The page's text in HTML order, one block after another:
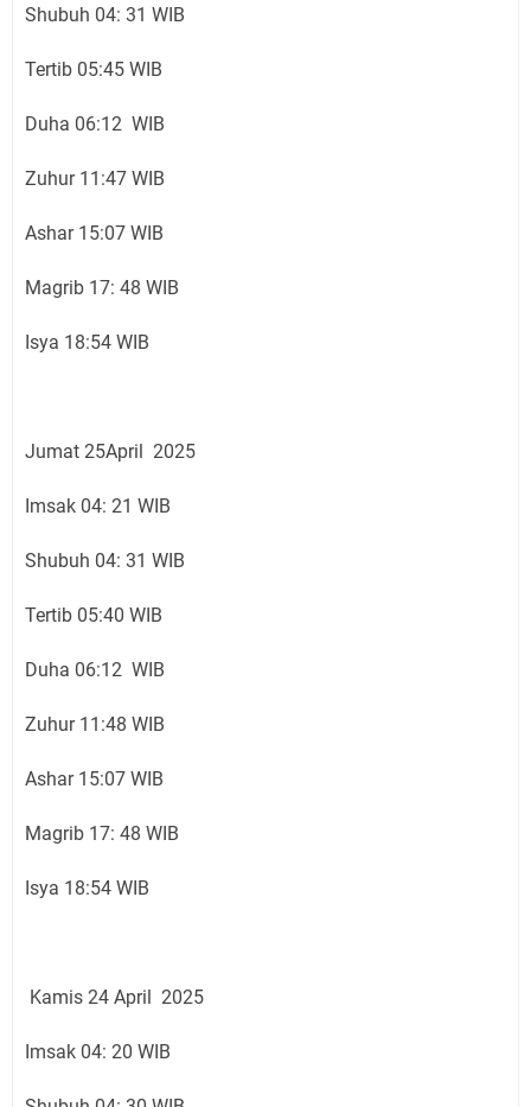
Shubuh 04: 31 WIB
Tertib 05:45 WIB
Duha 06:12 WIB
Zuhur 11:47 WIB
Ashar 15:07 WIB
Magrib 17: 48 WIB
Isya 18:54 WIB
Jumat 25April 2025
Imsak 04: 21 WIB
Shubuh 04: 31 WIB
Tertib 05:40 WIB
Duha 06:12 WIB
Zuhur 11:48 WIB
Ashar 15:07 WIB
Magrib 17: 48 WIB
Isya 18:54 WIB
Kamis 24 April 2025
Imsak 04: 20 WIB